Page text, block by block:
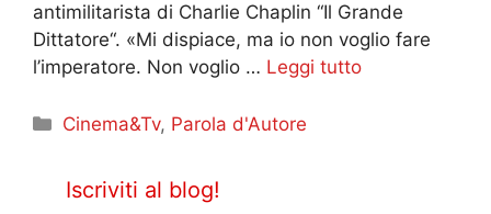
antimilitarista di Charlie Chaplin “Il Grande
Dittatore“. «Mi dispiace, ma io non voglio fare
l’imperatore. Non voglio … Leggi tutto
Categorie
Cinema&Tv, Parola d'Autore
Iscriviti al blog!